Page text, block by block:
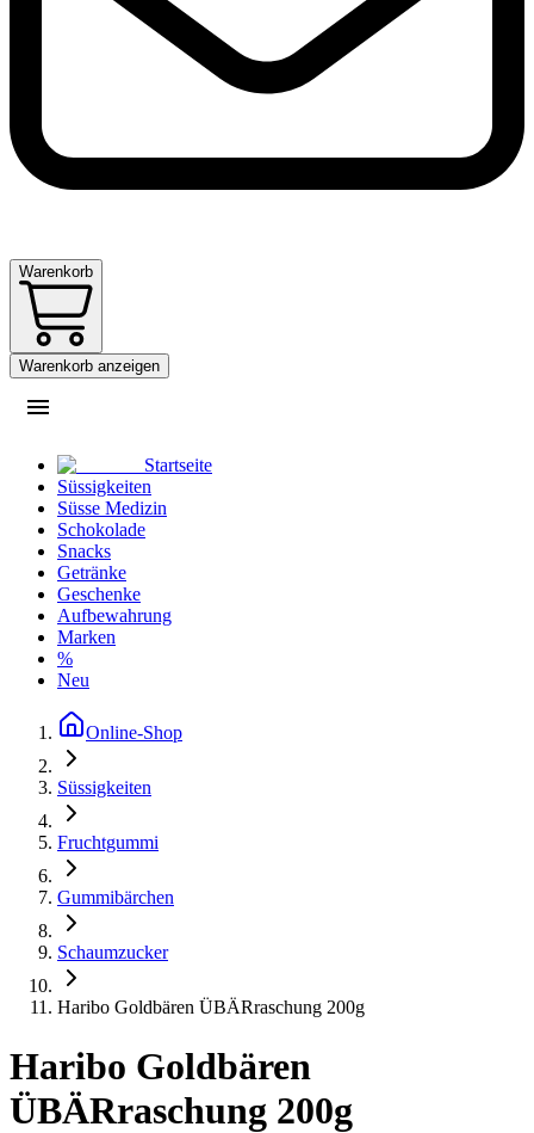
Warenkorb
Warenkorb anzeigen
Startseite
Süssigkeiten
Süsse Medizin
Schokolade
Snacks
Getränke
Geschenke
Aufbewahrung
Marken
%
Neu
Online-Shop
Süssigkeiten
Fruchtgummi
Gummibärchen
Schaumzucker
Haribo Goldbären ÜBÄRraschung 200g
Haribo Goldbären
ÜBÄRraschung 200g